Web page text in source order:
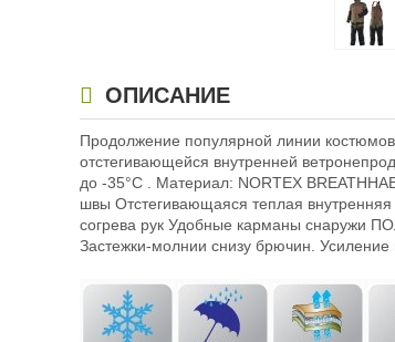
ОПИСАНИЕ
Продолжение популярной линии
отстегивающейся внутренней
до -35°C . Материал: NORTEX
швы Отстегивающаяся теплая
согрева рук Удобные карманы снаружи
Застежки-молнии снизу брючин.